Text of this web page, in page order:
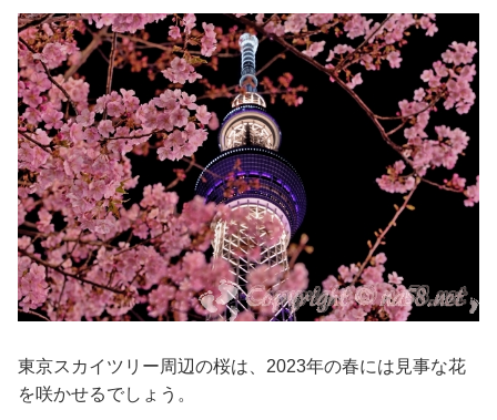
東京スカイツリー周辺の桜は、2023年の春には見事な花
を咲かせるでしょう。